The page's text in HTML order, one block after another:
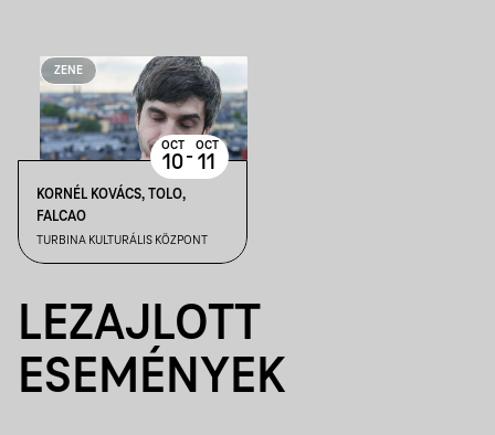
ZENE
KORNÉL KOVÁCS, TOLO,
FALCAO
TURBINA KULTURÁLIS KÖZPONT
OCT
10- OCT
11
LEZAJLOTT
ESEMÉNYEK